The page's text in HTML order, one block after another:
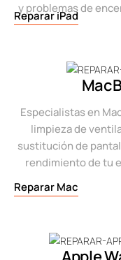
y problemas de
Reparar iPad
Especialistas en
limpieza de
sustitución de
rendimiento de tu
Reparar Mac